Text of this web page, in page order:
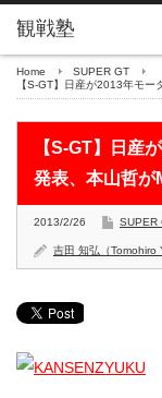
Home
SUPER GT
【S-GT】日産が2013年モー
【S-GT】日産
発表、本山哲が
2013/2/26 SUPER
吉田 知弘（Tomohiro